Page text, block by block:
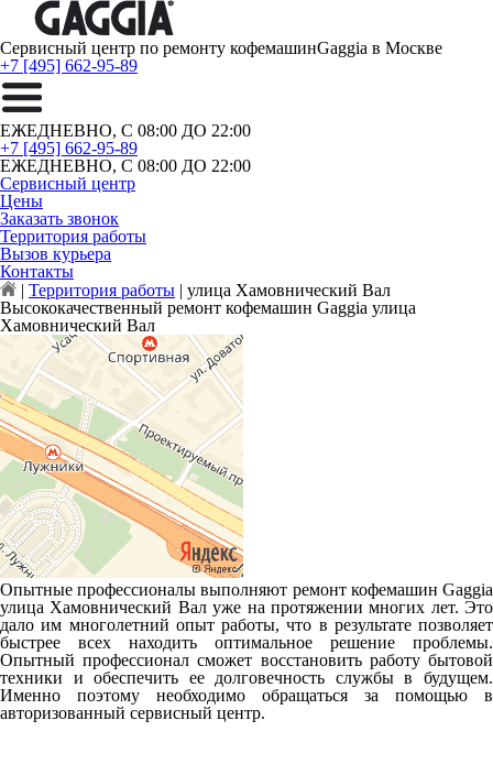
Сервисный центр по ремонту кофемашинGaggia в Москве
+7 [495] 662-95-89
ЕЖЕДНЕВНО, С 08:00 ДО 22:00
+7 [495] 662-95-89
ЕЖЕДНЕВНО, С 08:00 ДО 22:00
Сервисный центр
Цены
Заказать звонок
Территория работы
Вызов курьера
Контакты
| Территория работы | улица Хамовнический Вал
Высококачественный ремонт кофемашин Gaggia улица
Хамовнический Вал
Опытные профессионалы выполняют ремонт кофемашин Gaggia
улица Хамовнический Вал уже на протяжении многих лет. Это
дало им многолетний опыт работы, что в результате позволяет
быстрее всех находить оптимальное решение проблемы.
Опытный профессионал сможет восстановить работу бытовой
техники и обеспечить ее долговечность службы в будущем.
Именно поэтому необходимо обращаться за помощью в
авторизованный сервисный центр.